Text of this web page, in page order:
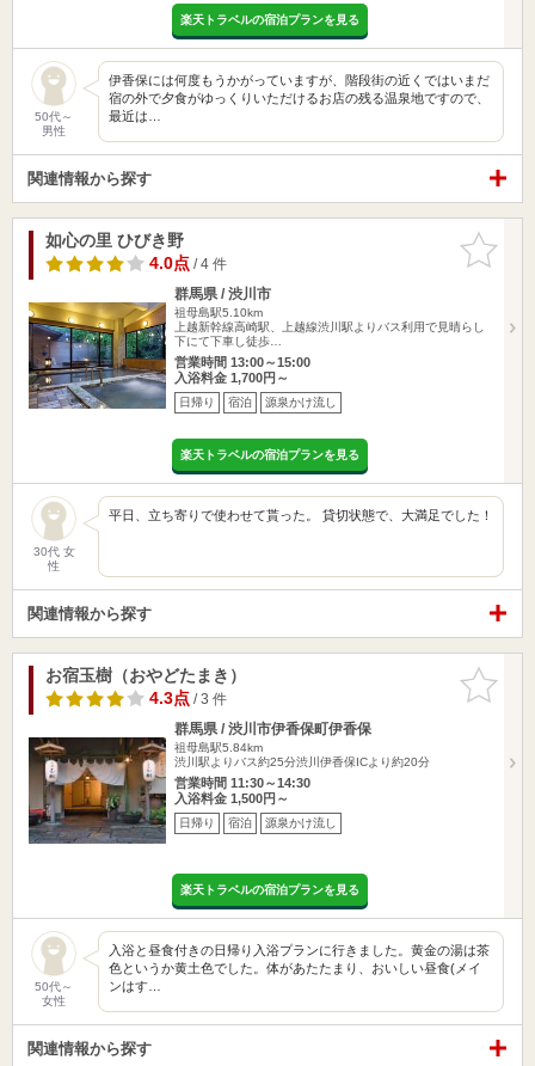
楽天トラベルの宿泊プランを見る
50代～
男性
伊香保には何度もうかがっていますが、階段街の近くではいまだ
宿の外で夕食がゆっくりいただけるお店の残る温泉地ですので、
最近は…
関連情報から探す
お気に入
りに追加
如心の里 ひびき野
4.0点/ 4 件
群馬県 / 渋川市
祖母島駅5.10km
上越新幹線高崎駅、上越線渋川駅よりバス利用で見晴らし
下にて下車し徒歩…
営業時間 13:00～15:00
入浴料金 1,700円～
日帰り 宿泊 源泉かけ流し
楽天トラベルの宿泊プランを見る
30代 女
性
平日、立ち寄りで使わせて貰った。 貸切状態で、大満足でした！
関連情報から探す
お気に入
りに追加
お宿玉樹（おやどたまき）
4.3点/ 3 件
群馬県 / 渋川市伊香保町伊香保
祖母島駅5.84km
渋川駅よりバス約25分渋川伊香保ICより約20分
営業時間 11:30～14:30
入浴料金 1,500円～
日帰り 宿泊 源泉かけ流し
楽天トラベルの宿泊プランを見る
50代～
女性
入浴と昼食付きの日帰り入浴プランに行きました。黄金の湯は茶
色というか黄土色でした。体があたたまり、おいしい昼食(メイ
ンはす…
関連情報から探す